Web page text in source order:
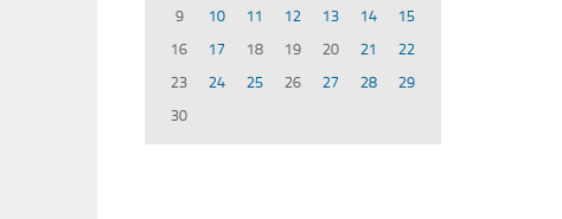
9
10 11 12 13 14
15
16
17 18 19 20 21
22
23
24 25 26 27 28
29
30